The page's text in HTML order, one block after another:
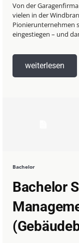
Von der
vielen in der
Pionierunternehmen
eingestiegen – und
weiterlesen
Bachelor
Bachelor